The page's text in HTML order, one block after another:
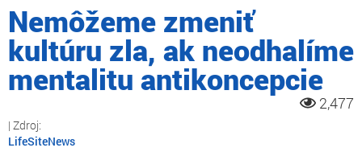
Nemôžeme zmeniť
kultúru zla, ak neodhalíme
mentalitu antikoncepcie
2,477
LifeSiteNews